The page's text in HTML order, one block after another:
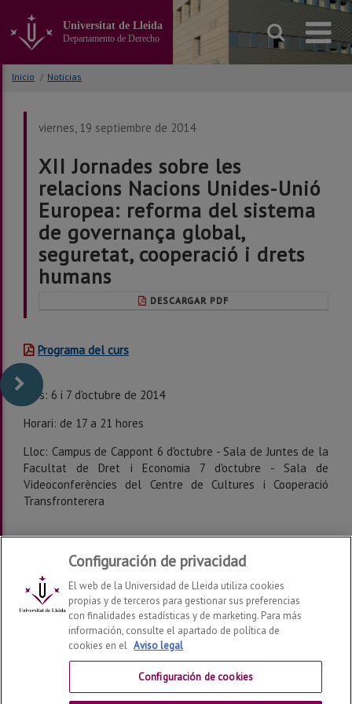
contenido
principal
Universitat de Lleida
Departamento de Derecho
Inicio / Noticias
viernes, 19 septiembre de 2014
XII Jornades sobre les
relacions Nacions Unides-Unió
Europea: reforma del sistema
de governança global,
seguretat, cooperació i drets
humans
DESCARGAR PDF
Programa del curs
Dies: 6 i 7 d'octubre de 2014
Horari: de 17 a 21 hores
Lloc: Campus de Cappont 6 d'octubre - Sala de Juntes de la
Facultat de Dret i Economia 7 d'octubre - Sala de
Videoconferències del Centre de Cultures i Cooperació
Transfronterera
Departamento de Derecho2026
Configuración de privacidad
El web de la Universidad de Lleida utiliza cookies
propias y de terceros para gestionar sus preferencias
con finalidades estadísticas y de marketing. Para más
información, consulte el apartado de política de
cookies en el Aviso legal
Configuración de cookies